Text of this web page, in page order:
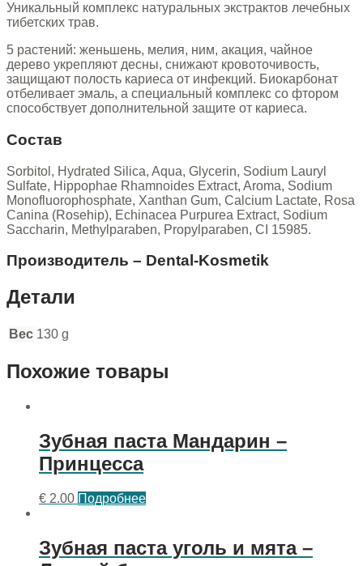
Уникальный комплекс натуральных экстрактов лечебных
тибетских трав.
5 растений: женьшень, мелия, ним, акация, чайное
дерево укрепляют десны, снижают кровоточивость,
защищают полость кариеса от инфекций. Биокарбонат
отбеливает эмаль, а специальный комплекс со фтором
способствует дополнительной защите от кариеса.
Состав
Sorbitol, Hydrated Silica, Aqua, Glycerin, Sodium Lauryl
Sulfate, Hippophae Rhamnoides Extract, Aroma, Sodium
Monofluorophosphate, Xanthan Gum, Calcium Lactate, Rosa
Canina (Rosehip), Echinacea Purpurea Extract, Sodium
Saccharin, Methylparaben, Propylparaben, CI 15985.
Производитель – Dental-Kosmetik
Детали
Вес 130 g
Похожие товары
Зубная паста Мандарин –
Принцесса
€ 2.00 Подробнее
Зубная паста уголь и мята –